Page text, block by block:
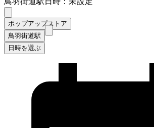
ポップアップストア
鳥羽街道駅
日時を選ぶ